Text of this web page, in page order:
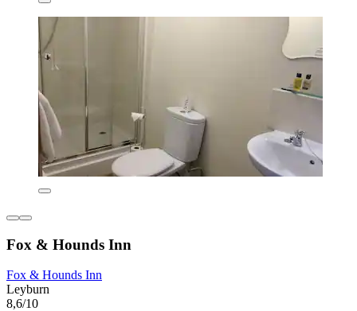
Fox & Hounds Inn
Fox & Hounds Inn
Leyburn
8,6/10